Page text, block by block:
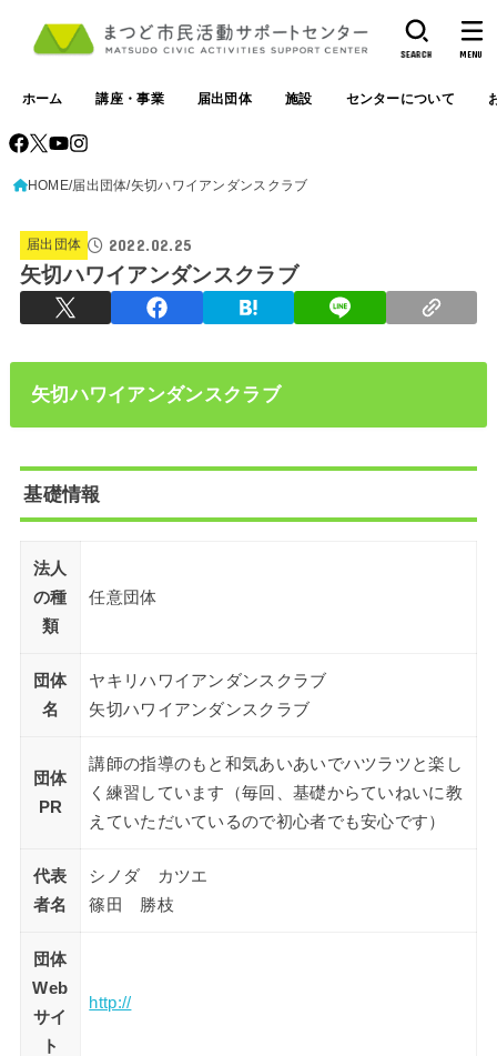
ホーム 講座・事業 届出団体 施設 センターについて
SEARCH MENU
HOME 届出団体 矢切ハワイアンダンスクラブ
届出団体 2022.02.25
矢切ハワイアンダンスクラブ
矢切ハワイアンダンスクラブ
基礎情報
法人
の種
類
任意団体
団体
名
ヤキリハワイアンダンスクラブ
矢切ハワイアンダンスクラブ
団体
PR
講師の指導のもと和気あいあいでハツラツと楽し
く練習しています（毎回、基礎からていねいに教
えていただいているので初心者でも安心です）
代表
者名
シノダ カツエ
篠田 勝枝
団体
Web
サイ
ト
http://